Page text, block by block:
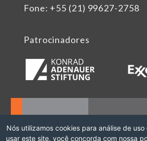
Fone: +55 (21) 99627-2758
Patrocinadores
Nós utilizamos cookies para análise de
usar este site, você concorda com nossa